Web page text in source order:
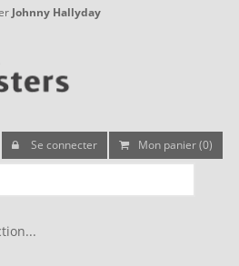
Johnny Hallyday
Se connecter Mon panier (0)